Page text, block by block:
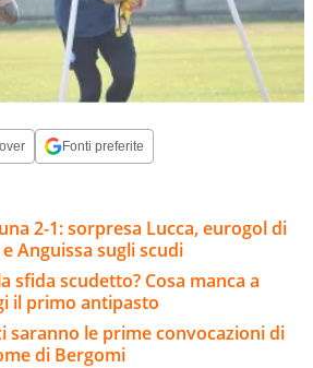
Fonti preferite
2-1: sorpresa Lucca, eurogol di
Anguissa sugli scudi
sfida scudetto? Cosa manca a
il primo antipasto
saranno le prime convocazioni di
di Bergomi